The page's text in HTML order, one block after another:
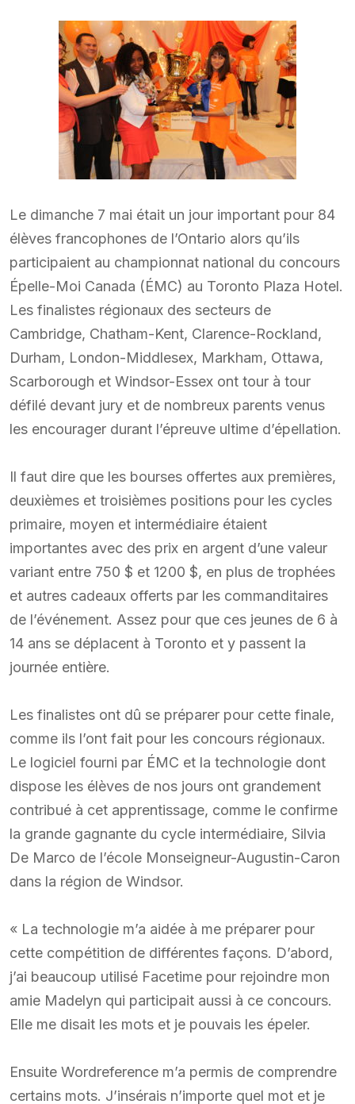
Le dimanche 7 mai était un jour important pour 84
élèves francophones de l’Ontario alors qu’ils
participaient au championnat national du concours
Épelle-Moi Canada (ÉMC) au Toronto Plaza Hotel.
Les finalistes régionaux des secteurs de
Cambridge, Chatham-Kent, Clarence-Rockland,
Durham, London-Middlesex, Markham, Ottawa,
Scarborough et Windsor-Essex ont tour à tour
défilé devant jury et de nombreux parents venus
les encourager durant l’épreuve ultime d’épellation.
Il faut dire que les bourses offertes aux premières,
deuxièmes et troisièmes positions pour les cycles
primaire, moyen et intermédiaire étaient
importantes avec des prix en argent d’une valeur
variant entre 750 $ et 1200 $, en plus de trophées
et autres cadeaux offerts par les commanditaires
de l’événement. Assez pour que ces jeunes de 6 à
14 ans se déplacent à Toronto et y passent la
journée entière.
Les finalistes ont dû se préparer pour cette finale,
comme ils l’ont fait pour les concours régionaux.
Le logiciel fourni par ÉMC et la technologie dont
dispose les élèves de nos jours ont grandement
contribué à cet apprentissage, comme le confirme
la grande gagnante du cycle intermédiaire, Silvia
De Marco de l’école Monseigneur-Augustin-Caron
dans la région de Windsor.
« La technologie m’a aidée à me préparer pour
cette compétition de différentes façons. D’abord,
j’ai beaucoup utilisé Facetime pour rejoindre mon
amie Madelyn qui participait aussi à ce concours.
Elle me disait les mots et je pouvais les épeler.
Ensuite Wordreference m’a permis de comprendre
certains mots. J’insérais n’importe quel mot et je